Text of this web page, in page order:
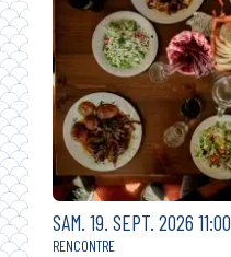
SAMEDI
SAM. 19. SEPTEMBRE
SEPT. 2026 11:00
RENCONTRE